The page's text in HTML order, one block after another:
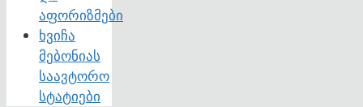
აფორიზმები
ხვიჩა
მებონიას
საავტორო
სტატიები